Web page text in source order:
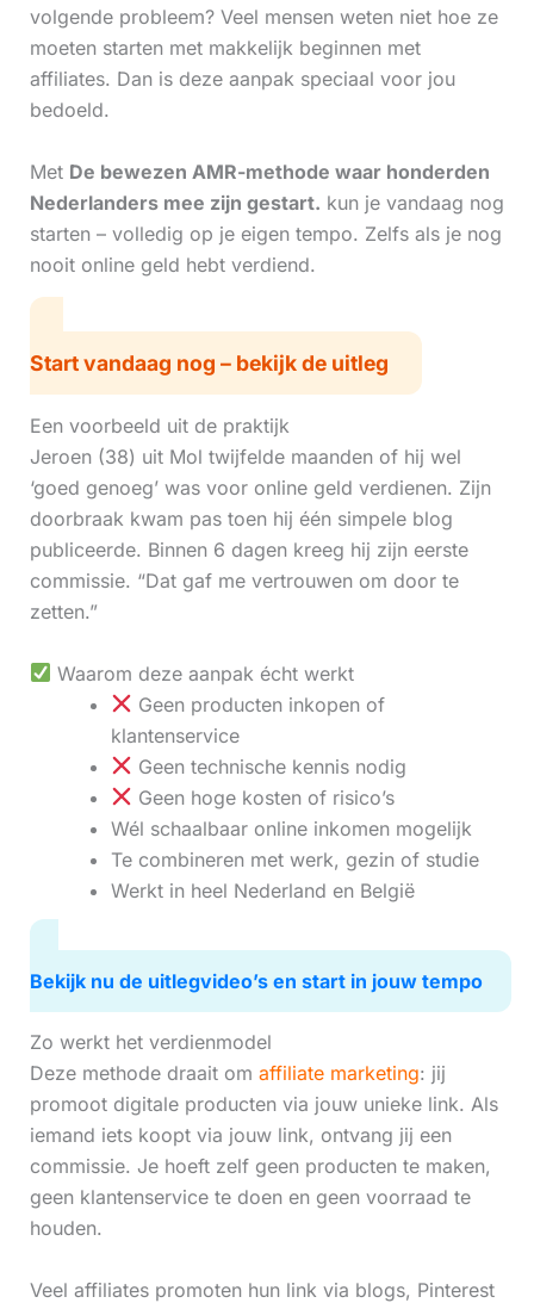
volgende probleem? Veel mensen weten niet hoe ze
moeten starten met makkelijk beginnen met
affiliates. Dan is deze aanpak speciaal voor jou
bedoeld.
Met De bewezen AMR-methode waar honderden
Nederlanders mee zijn gestart. kun je vandaag nog
starten – volledig op je eigen tempo. Zelfs als je nog
nooit online geld hebt verdiend.
Start vandaag nog – bekijk de uitleg
Een voorbeeld uit de praktijk
Jeroen (38) uit Mol twijfelde maanden of hij wel
‘goed genoeg’ was voor online geld verdienen. Zijn
doorbraak kwam pas toen hij één simpele blog
publiceerde. Binnen 6 dagen kreeg hij zijn eerste
commissie. “Dat gaf me vertrouwen om door te
zetten.”
Waarom deze aanpak écht werkt
Geen producten inkopen of
klantenservice
Geen technische kennis nodig
Geen hoge kosten of risico’s
Wél schaalbaar online inkomen mogelijk
Te combineren met werk, gezin of studie
Werkt in heel Nederland en België
Bekijk nu de uitlegvideo’s en start in jouw tempo
Zo werkt het verdienmodel
Deze methode draait om affiliate marketing: jij
promoot digitale producten via jouw unieke link. Als
iemand iets koopt via jouw link, ontvang jij een
commissie. Je hoeft zelf geen producten te maken,
geen klantenservice te doen en geen voorraad te
houden.
Veel affiliates promoten hun link via blogs, Pinterest